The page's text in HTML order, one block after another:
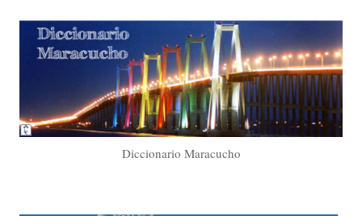
Diccionario Maracucho